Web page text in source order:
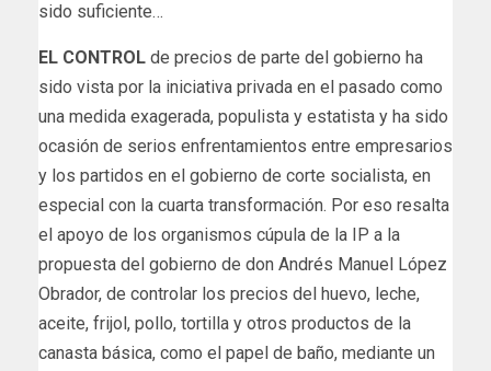
sido suficiente…
EL CONTROL de precios de parte del gobierno ha
sido vista por la iniciativa privada en el pasado como
una medida exagerada, populista y estatista y ha sido
ocasión de serios enfrentamientos entre empresarios
y los partidos en el gobierno de corte socialista, en
especial con la cuarta transformación. Por eso resalta
el apoyo de los organismos cúpula de la IP a la
propuesta del gobierno de don Andrés Manuel López
Obrador, de controlar los precios del huevo, leche,
aceite, frijol, pollo, tortilla y otros productos de la
canasta básica, como el papel de baño, mediante un